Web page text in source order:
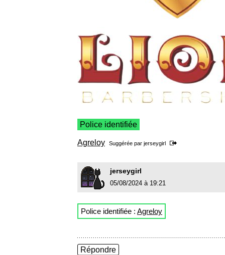
Police identifiée
Agreloy Suggérée par jerseygirl
jerseygirl
05/08/2024 à 19:21
Police identifiée : Agreloy
Répondre